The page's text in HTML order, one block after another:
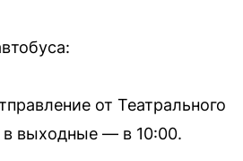
от Театрального
в выходные — в 10:00.